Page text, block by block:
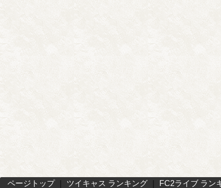
ページトップ｜ ツイキャス ランキング FC2ライブ ラン